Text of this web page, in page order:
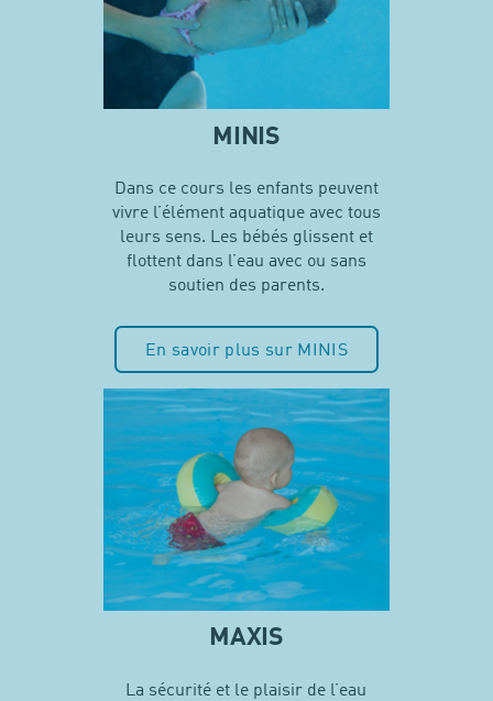
MINIS
Dans ce cours les enfants peuvent
vivre l’élément aquatique avec tous
leurs sens. Les bébés glissent et
flottent dans l’eau avec ou sans
soutien des parents.
En savoir plus sur MINIS
MAXIS
La sécurité et le plaisir de l’eau